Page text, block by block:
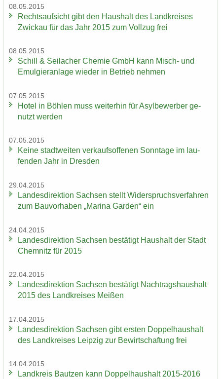
08.05.2015
Rechts­auf­sicht gibt den Haus­halt des Land­krei­ses
Zwi­ckau für das Jahr 2015 zum Voll­zug frei
08.05.2015
Schill & Seil­a­cher Che­mie GmbH kann Misch-​ und
Emul­gier­an­la­ge wie­der in Be­trieb neh­men
07.05.2015
Hotel in Böh­len muss wei­ter­hin für Asyl­be­wer­ber ge­
nutzt wer­den
07.05.2015
Keine stadt­wei­ten ver­kaufs­of­fe­nen Sonn­ta­ge im lau­
fen­den Jahr in Dres­den
29.04.2015
Lan­des­di­rek­ti­on Sach­sen stellt Wi­der­spruchs­ver­fah­ren
zum Bau­vor­ha­ben „Ma­ri­na Gar­den“ ein
24.04.2015
Lan­des­di­rek­ti­on Sach­sen be­stä­tigt Haus­halt der Stadt
Chem­nitz für 2015
22.04.2015
Lan­des­di­rek­ti­on Sach­sen be­stä­tigt Nach­trags­haus­halt
2015 des Land­krei­ses Mei­ßen
17.04.2015
Lan­des­di­rek­ti­on Sach­sen gibt ers­ten Dop­pel­haus­halt
des Land­krei­ses Leip­zig zur Be­wirt­schaf­tung frei
14.04.2015
Land­kreis Baut­zen kann Dop­pel­haus­halt 2015-2016